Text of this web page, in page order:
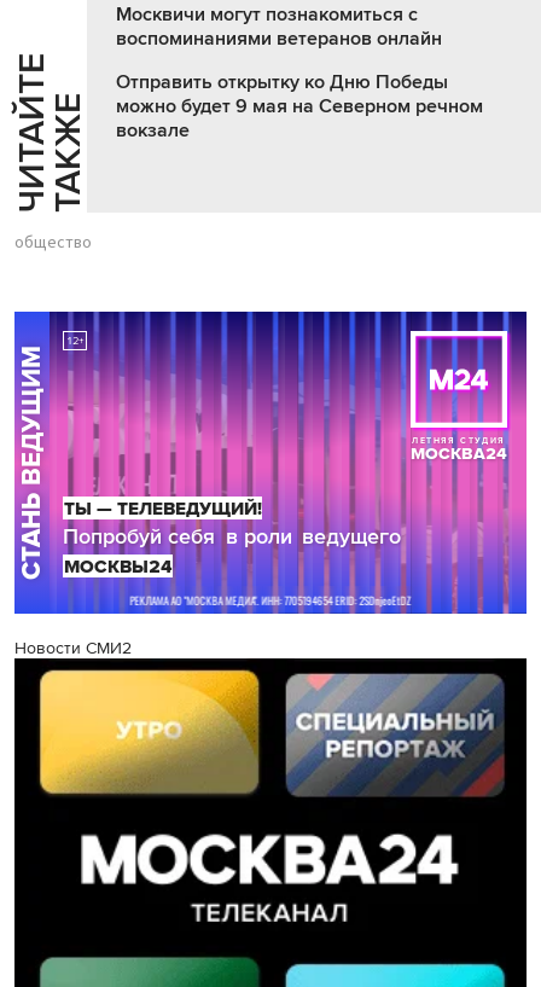
Ч
И
Т
АЙ
Т
Е
Т
А
К
ЖЕ
Москвичи могут познакомиться с
воспоминаниями ветеранов онлайн
Отправить открытку ко Дню Победы
можно будет 9 мая на Северном речном
вокзале
общество
Новости СМИ2